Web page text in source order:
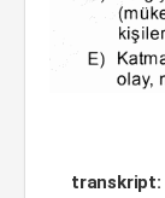
transkript: